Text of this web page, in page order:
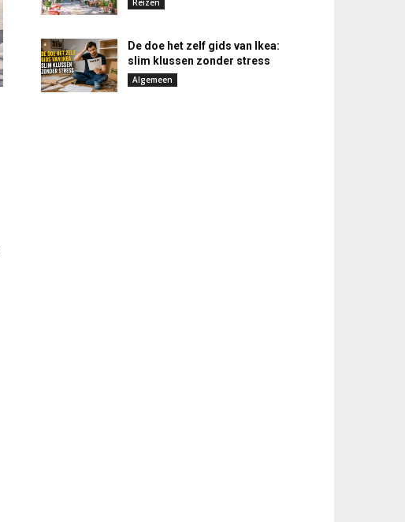
De doe het zelf gids van Ikea:
slim klussen zonder stress
Algemeen